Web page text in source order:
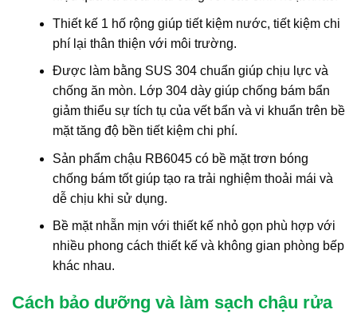
Thiết kế 1 hố rộng giúp tiết kiệm nước, tiết kiệm chi
phí lại thân thiện với môi trường.
Được làm bằng SUS 304 chuẩn giúp chịu lực và
chống ăn mòn. Lớp 304 dày giúp chống bám bẩn
giảm thiểu sự tích tụ của vết bẩn và vi khuẩn trên bề
mặt tăng độ bền tiết kiệm chi phí.
Sản phẩm chậu RB6045 có bề mặt trơn bóng
chống bám tốt giúp tạo ra trải nghiệm thoải mái và
dễ chịu khi sử dụng.
Bề mặt nhẵn mịn với thiết kế nhỏ gọn phù hợp với
nhiều phong cách thiết kế và không gian phòng bếp
khác nhau.
Cách bảo dưỡng và làm sạch chậu rửa